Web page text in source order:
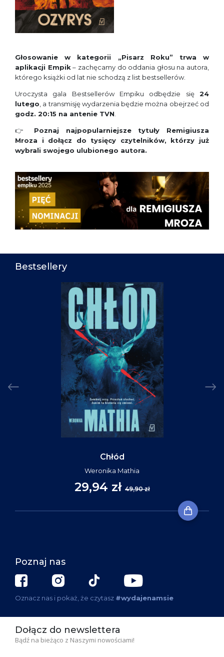
Głosowanie w kategorii „Pisarz Roku” trwa w
aplikacji Empik – zachęcamy do oddania głosu na autora,
którego książki od lat nie schodzą z list bestsellerów.
Uroczysta gala Bestsellerów Empiku odbędzie się 24
lutego , a transmisję wydarzenia będzie można obejrzeć od
godz. 20:15 na antenie TVN
👉 Poznaj najpopularniejsze tytuły Remigiusza
Mroza i dołącz do tysięcy czytelników, którzy już
wybrali swojego ulubionego autora.
Bestsellery
Chłód
Weronika Mathia
29,94 zł 49,90 zł
Poznaj nas
Oznacz nas i pokaż, że czytasz #wydajenamsie
Dołącz do newslettera
Bądź na bieżąco z Naszymi nowościami!